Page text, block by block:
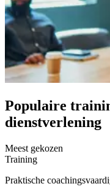
Populaire
dienstverlening
Meest gekozen
Training
Praktische